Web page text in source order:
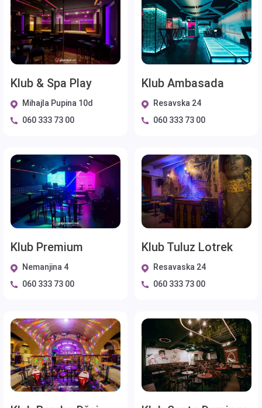
Klub & Spa Play
Mihajla Pupina 10d
060 333 73 00
Klub Ambasada
Resavska 24
060 333 73 00
Klub Premium
Nemanjina 4
060 333 73 00
Klub Tuluz Lotrek
Resavaska 24
060 333 73 00